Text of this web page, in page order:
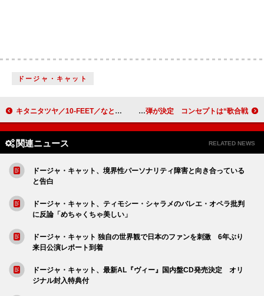
ドージャ・キャット
キタニタツヤ／10-FEET／なとり／PEOPLE 1／フレデリック／WANIMAが出演 【REQUESTAGE】ライブレポ公開＆ライブ音源OA決定 FRUITS ZIPPER、冠番組『NEW KAWAIIってしてよ？』のイベント第2弾が決定 コンセプトは“歌合戦”
関連ニュース RELATED NEWS
ドージャ・キャット、境界性パーソナリティ障害と向き合っている
と告白
ドージャ・キャット、ティモシー・シャラメのバレエ・オペラ批判
に反論「めちゃくちゃ美しい」
ドージャ・キャット 独自の世界観で日本のファンを刺激 6年ぶり
来日公演レポート到着
ドージャ・キャット、最新AL『ヴィー』国内盤CD発売決定 オリ
ジナル封入特典付